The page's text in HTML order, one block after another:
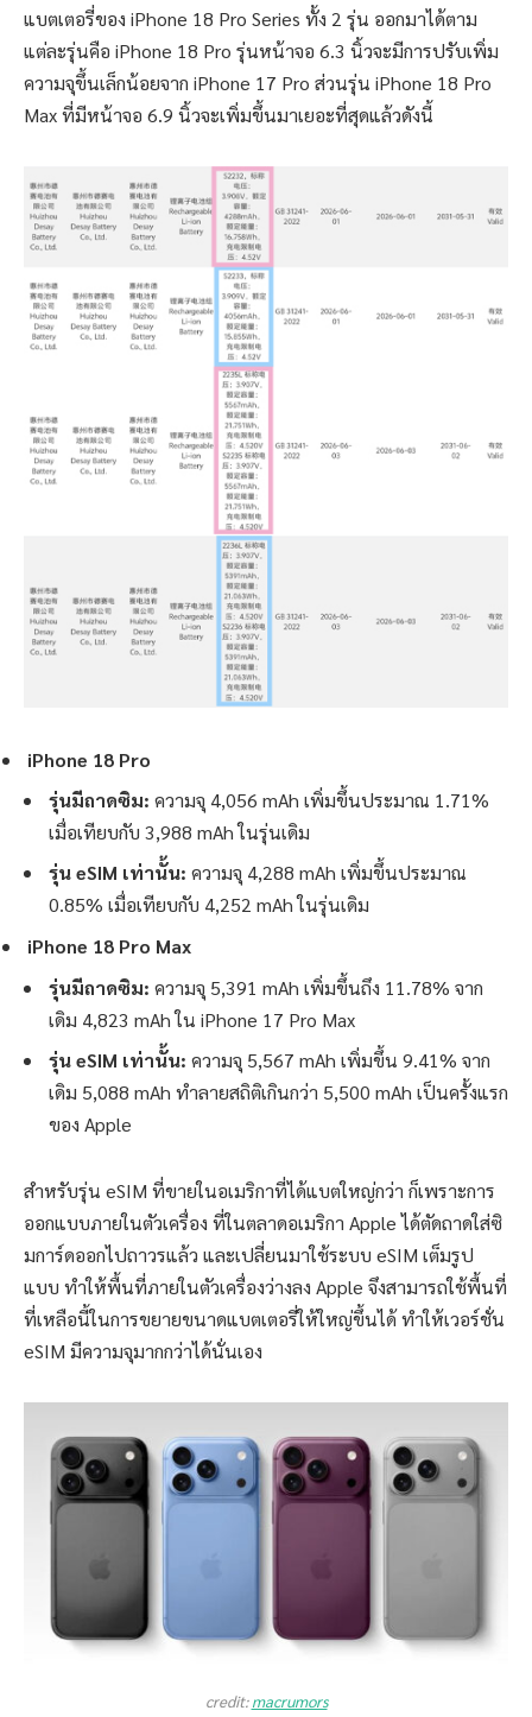
แบตเตอรี่ของ iPhone 18 Pro Series ทั้ง 2 รุ่น ออกมาได้ตาม
แต่ละรุ่นคือ iPhone 18 Pro รุ่นหน้าจอ 6.3 นิ้วจะมีการปรับเพิ่ม
ความจุขึ้นเล็กน้อยจาก iPhone 17 Pro ส่วนรุ่น iPhone 18 Pro
Max ที่มีหน้าจอ 6.9 นิ้วจะเพิ่มขึ้นมาเยอะที่สุดแล้วดังนี้
iPhone 18 Pro
รุ่นมีถาดซิม: ความจุ 4,056 mAh เพิ่มขึ้นประมาณ 1.71%
เมื่อเทียบกับ 3,988 mAh ในรุ่นเดิม
รุ่น eSIM เท่านั้น: ความจุ 4,288 mAh เพิ่มขึ้นประมาณ
0.85% เมื่อเทียบกับ 4,252 mAh ในรุ่นเดิม
iPhone 18 Pro Max
รุ่นมีถาดซิม: ความจุ 5,391 mAh เพิ่มขึ้นถึง 11.78% จาก
เดิม 4,823 mAh ใน iPhone 17 Pro Max
รุ่น eSIM เท่านั้น: ความจุ 5,567 mAh เพิ่มขึ้น 9.41% จาก
เดิม 5,088 mAh ทำลายสถิติเกินกว่า 5,500 mAh เป็นครั้งแรก
ของ Apple
สำหรับรุ่น eSIM ที่ขายในอเมริกาที่ได้แบตใหญ่กว่า ก็เพราะการ
ออกแบบภายในตัวเครื่อง ที่ในตลาดอเมริกา Apple ได้ตัดถาดใส่ซิ
มการ์ดออกไปถาวรแล้ว และเปลี่ยนมาใช้ระบบ eSIM เต็มรูป
แบบ ทำให้พื้นที่ภายในตัวเครื่องว่างลง Apple จึงสามารถใช้พื้นที่
ที่เหลือนี้ในการขยายขนาดแบตเตอรี่ให้ใหญ่ขึ้นได้ ทำให้เวอร์ชั่น
eSIM มีความจุมากกว่าได้นั่นเอง
credit:macrumors